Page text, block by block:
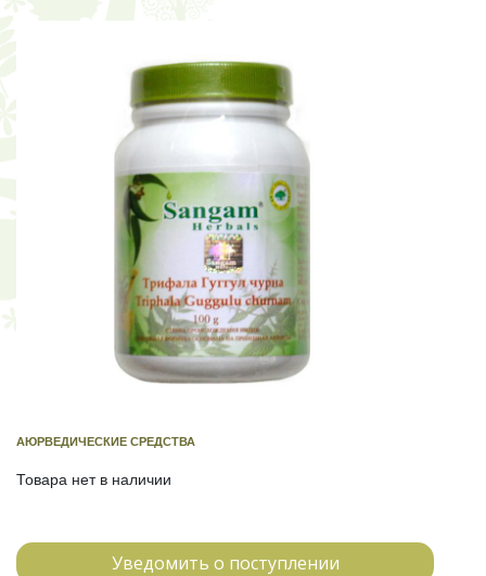
АЮРВЕДИЧЕСКИЕ СРЕДСТВА
Товара нет в наличии
Уведомить о поступлении